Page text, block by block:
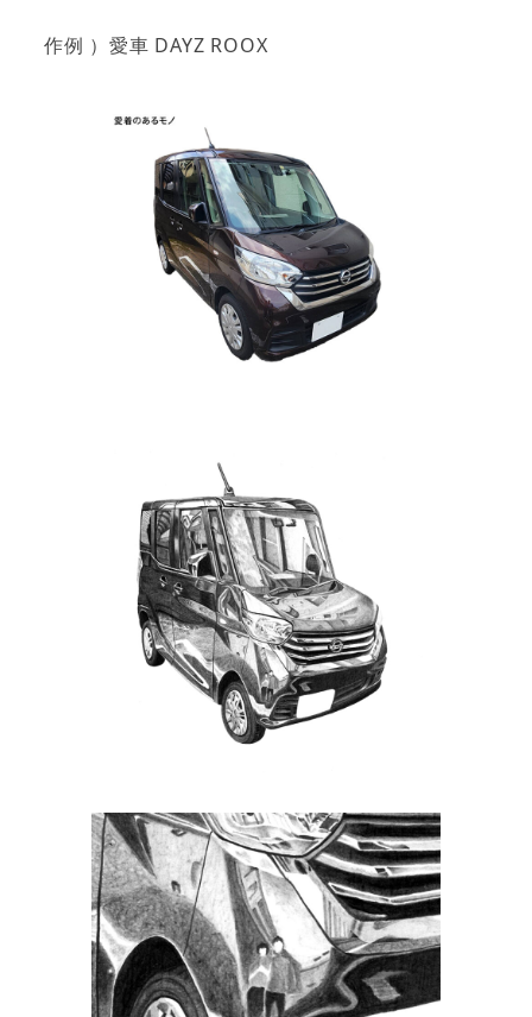
作例 ）愛車 DAYZ ROOX